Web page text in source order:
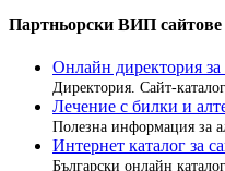
Партньорски ВИП сайтове
Онлайн директория за
Директория. Сайт-
Лечение с билки и
Полезна информация за
Интернет каталог за
Български онлайн